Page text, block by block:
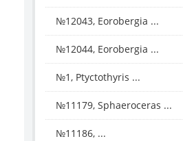
№12043, Eorobergia ...
№12044, Eorobergia ...
№1, Ptyctothyris ...
№11179, Sphaeroceras ...
№11186, ...